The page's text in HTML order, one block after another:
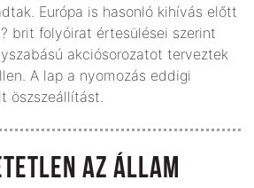
Európa is hasonló kihívás előtt
brit folyóirat értesülései szerint
akciósorozatot terveztek
A lap a nyomozás eddigi
öszszeállítást.
AZ ÁLLAM